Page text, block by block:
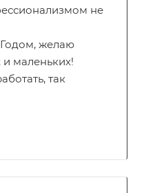
не
желаю
маленьких!
так